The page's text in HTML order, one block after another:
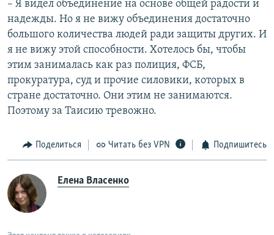
– Я видел объединение на основе общей радости и
надежды. Но я не вижу объединения достаточно
большого количества людей ради защиты других. И
я не вижу этой способности. Хотелось бы, чтобы
этим занималась как раз полиция, ФСБ,
прокуратура, суд и прочие силовики, которых в
стране достаточно. Они этим не занимаются.
Поэтому за Таисию тревожно.
Поделиться Читать без VPN Подпишитесь
Елена Власенко